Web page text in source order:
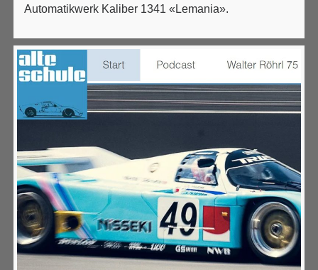
Automatikwerk Kaliber 1341 «Lemania».